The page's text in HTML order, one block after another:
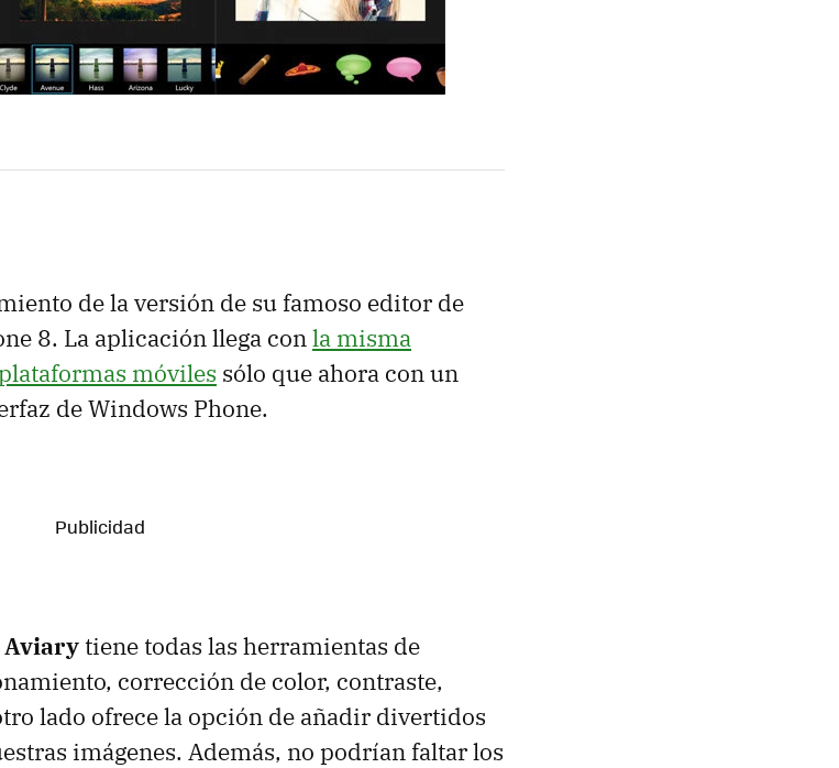
de la versión de su famoso editor de
8. La aplicación llega conla misma
móviles sólo que ahora con un
de Windows Phone.
Aviary tiene todas las herramientas de
corrección de color, contraste,
lado ofrece la opción de añadir divertidos
imágenes. Además, no podrían faltar los